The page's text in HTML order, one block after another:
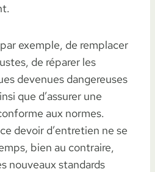
exemple, de remplacer
de réparer les
devenues dangereuses
que d’assurer une
aux normes.
devoir d’entretien ne se
bien au contraire,
nouveaux standards